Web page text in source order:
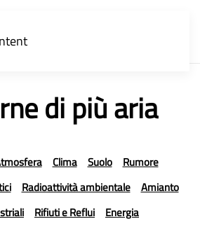
di più aria
Clima Suolo
Rumore
Radioattività ambientale
Amianto
Rifiuti e Reflui Energia